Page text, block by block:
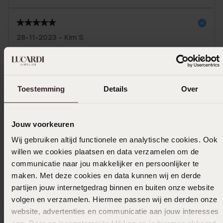
Toestemming Details Over
Jouw voorkeuren
Wij gebruiken altijd functionele en analytische cookies. Ook
willen we cookies plaatsen en data verzamelen om de
communicatie naar jou makkelijker en persoonlijker te
maken. Met deze cookies en data kunnen wij en derde
partijen jouw internetgedrag binnen en buiten onze website
volgen en verzamelen. Hiermee passen wij en derden onze
website, advertenties en communicatie aan jouw interesses
28-11-2023 - Kim S.
Mooie oorbellen
Ook leuk voor jou